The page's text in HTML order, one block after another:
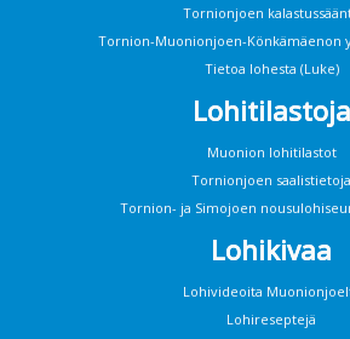
Tornionjoen
Tornion-Muonionjoen-Könkämäenon
Tietoa lohesta (Luke)
Lohitilastoja
Muonion lohitilastot
Tornionjoen saalistietoja
Tornion- ja Simojoen
Lohikivaa
Lohivideoita
Lohireseptejä